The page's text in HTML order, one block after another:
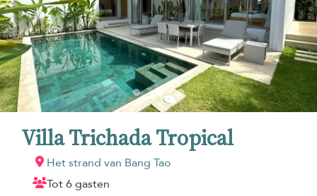
Villa Trichada Tropical
Het strand van Bang Tao
Tot 6 gasten